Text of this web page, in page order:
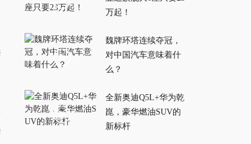
万起！
魏牌环塔连续夺冠，
对中国汽车意味着什
么？
全新奥迪Q5L+华为乾
崑，豪华燃油SUV的
新标杆